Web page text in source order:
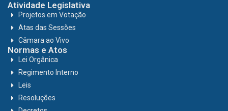
Atividade Legislativa
Projetos em Votação
Atas das Sessões
Câmara ao Vivo
Normas e Atos
Lei Orgânica
Regimento Interno
Leis
Resoluções